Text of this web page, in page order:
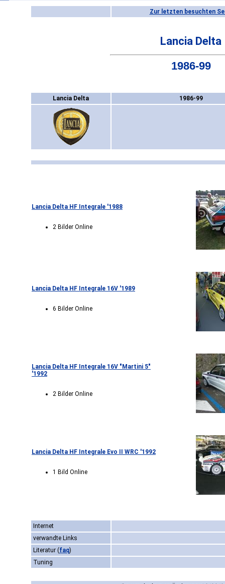
Zur letzten besuchten
Lancia Delta
1986-99
Lancia Delta 1986-99
Lancia Delta HF Integrale '1988
2 Bilder Online
Lancia Delta HF Integrale 16V '1989
6 Bilder Online
Lancia Delta HF Integrale 16V "Martini 5"
'1992
2 Bilder Online
Lancia Delta HF Integrale Evo II WRC '1992
1 Bild Online
Internet
verwandte Links
Literatur (faq)
Tuning